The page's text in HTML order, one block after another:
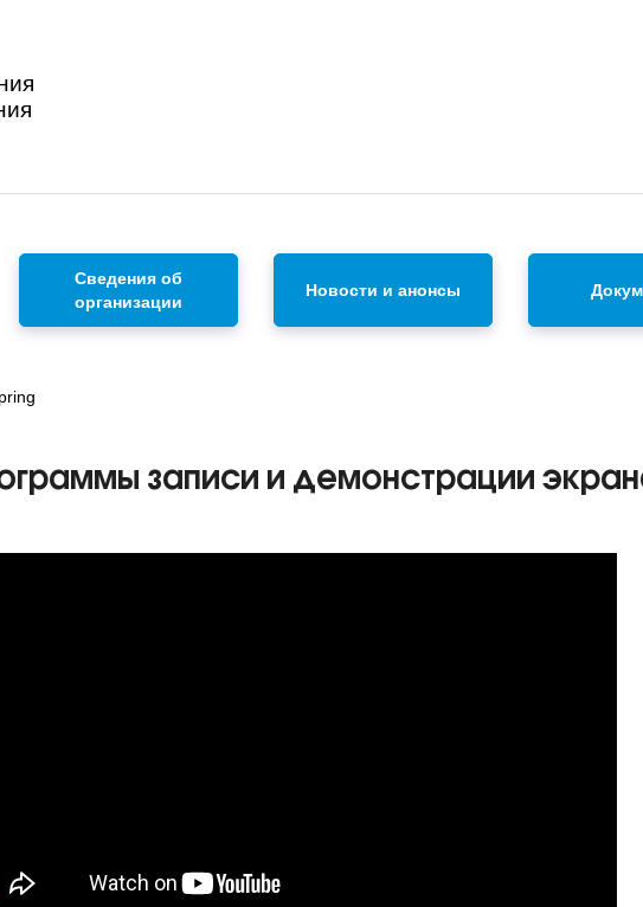
Сведения об
организации
Новости и анонсы
записи и демонстрации